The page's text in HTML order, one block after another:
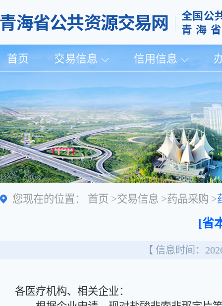
首页 交易信息 信用信息
您现在的位置： 首页 >交易信息 >药品采购 >
[省
【 信息时间：
各医疗机构、相关企业：